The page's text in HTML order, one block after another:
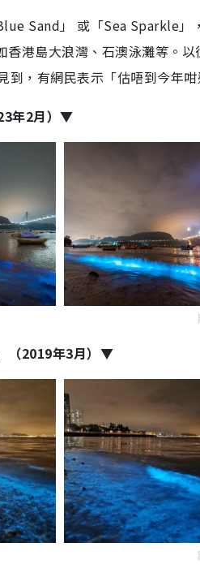
Sand」 或「Sea Sparkle」
香港島大浪灣、石澳泳灘等。
到，有網民表示「估唔到今年咁
年2月）▼
（2019年3月）▼